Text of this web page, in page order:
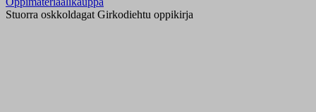
Stuorra oskkoldagat Girkodiehtu oppikirja